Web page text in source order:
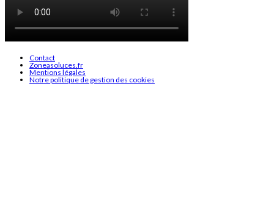
Contact
Zoneasoluces.fr
Mentions légales
Notre politique de gestion des cookies